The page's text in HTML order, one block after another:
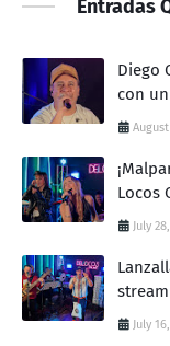
Entradas
Diego
con
Locos
July
July